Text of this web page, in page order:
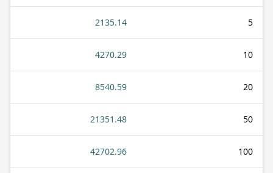
5
2135.14
10
4270.29
20
8540.59
50
21351.48
100
42702.96